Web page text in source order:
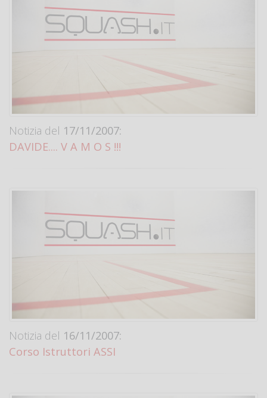
Notizia del 17/11/2007:
DAVIDE.... V A M O S !!!
Notizia del 16/11/2007:
Corso Istruttori ASSI